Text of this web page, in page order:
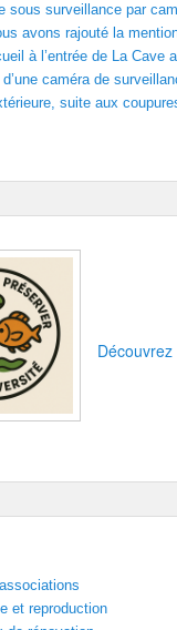
sous surveillance par
avons rajouté la
à l’entrée de La Cave
caméra de
suite aux
et reproduction